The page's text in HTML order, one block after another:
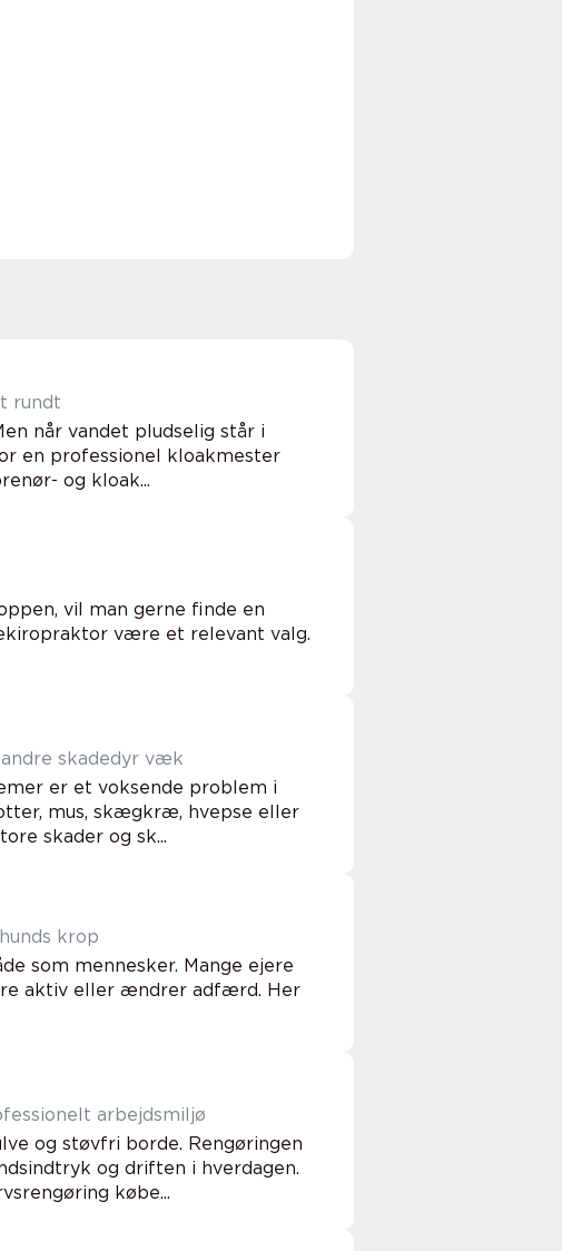
året rundt
når vandet pludselig står i
en professionel kloakmester
og kloak...
vil man gerne finde en
være et relevant valg.
du rotter og andre skadedyr væk
er et voksende problem i
mus, skægkræ, hvepse eller
skader og sk...
krop
som mennesker. Mange ejere
aktiv eller ændrer adfærd. Her
sundt og professionelt arbejdsmiljø
og støvfri borde. Rengøringen
og driften i hverdagen.
købe...